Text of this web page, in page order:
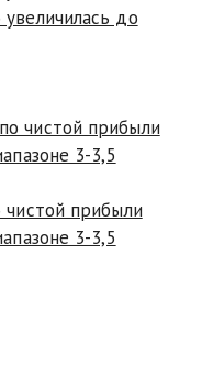
до
чистой прибыли
3-3,5